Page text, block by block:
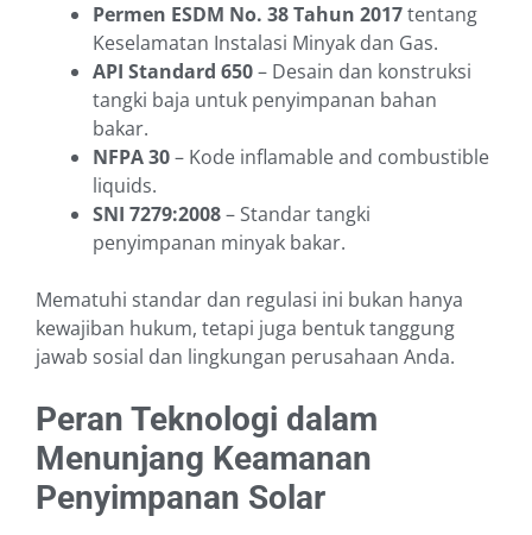
Permen ESDM No. 38 Tahun 2017tentang
Keselamatan Instalasi Minyak dan Gas.
API Standard 650– Desain dan konstruksi
tangki baja untuk penyimpanan bahan
bakar.
NFPA 30– Kode inflamable and combustible
liquids.
SNI 7279:2008– Standar tangki
penyimpanan minyak bakar.
Mematuhi standar dan regulasi ini bukan hanya
kewajiban hukum, tetapi juga bentuk tanggung
jawab sosial dan lingkungan perusahaan Anda.
Peran Teknologi dalam
Menunjang Keamanan
Penyimpanan Solar